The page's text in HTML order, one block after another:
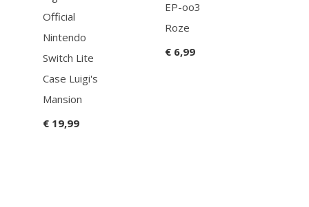
Official
Nintendo
Switch Lite
Case Luigi's
Mansion
€ 19,99
EP-oo3
Roze
€ 6,99